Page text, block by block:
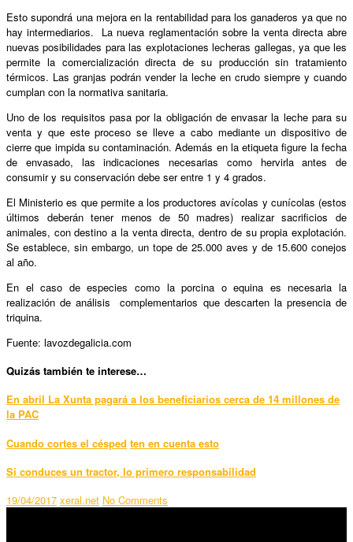
Esto supondrá una mejora en la rentabilidad para los ganaderos ya que no
hay intermediarios. La nueva reglamentación sobre la venta directa abre
nuevas posibilidades para las explotaciones lecheras gallegas, ya que les
permite la comercialización directa de su producción sin tratamiento
térmicos. Las granjas podrán vender la leche en crudo siempre y cuando
cumplan con la normativa sanitaria.
Uno de los requisitos pasa por la obligación de envasar la leche para su
venta y que este proceso se lleve a cabo mediante un dispositivo de
cierre que impida su contaminación. Además en la etiqueta figure la fecha
de envasado, las indicaciones necesarias como hervirla antes de
consumir y su conservación debe ser entre 1 y 4 grados.
El Ministerio es que permite a los productores avícolas y cunícolas (estos
últimos deberán tener menos de 50 madres) realizar sacrificios de
animales, con destino a la venta directa, dentro de su propia explotación.
Se establece, sin embargo, un tope de 25.000 aves y de 15.600 conejos
al año.
En el caso de especies como la porcina o equina es necesaria la
realización de análisis complementarios que descarten la presencia de
triquina.
Fuente: lavozdegalicia.com
Quizás también te interese…
En abril La Xunta pagará a los beneficiarios cerca de 14 millones de
la PAC
Cuando cortes el césped ten en cuenta esto
Si conduces un tractor, lo primero responsabilidad
19/04/2017 xeral.net No Comments